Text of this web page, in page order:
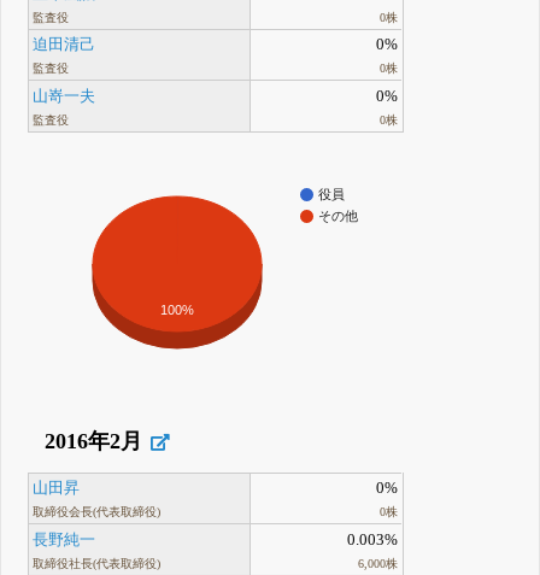
監査役 0株
迫田清己
監査役
0%
0株
山嵜一夫
監査役
0%
0株
役員
その他
100%
2016年2月
山田昇
取締役会長(代表取締役)
0%
0株
長野純一
取締役社長(代表取締役)
0.003%
6,000株